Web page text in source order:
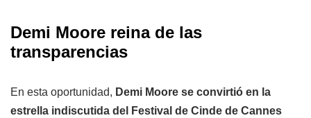
Demi Moore reina de las
transparencias
En esta oportunidad, Demi Moore se convirtió en la
estrella indiscutida del Festival de Cinde de Cannes